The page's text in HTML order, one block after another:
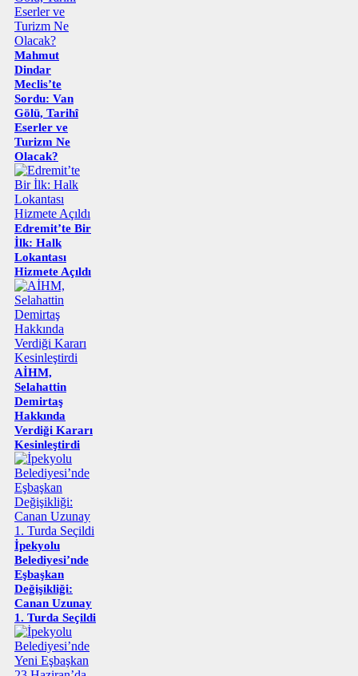
Mahmut
Dindar
Meclis’te
Sordu: Van
Gölü, Tarihî
Eserler ve
Turizm Ne
Olacak?
Edremit’te Bir
İlk: Halk
Lokantası
Hizmete Açıldı
AİHM,
Selahattin
Demirtaş
Hakkında
Verdiği Kararı
Kesinleştirdi
İpekyolu
Belediyesi’nde
Eşbaşkan
Değişikliği:
Canan Uzunay
1. Turda Seçildi